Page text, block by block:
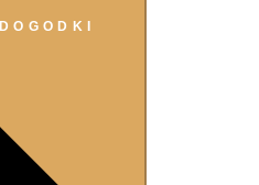
DOGODKI